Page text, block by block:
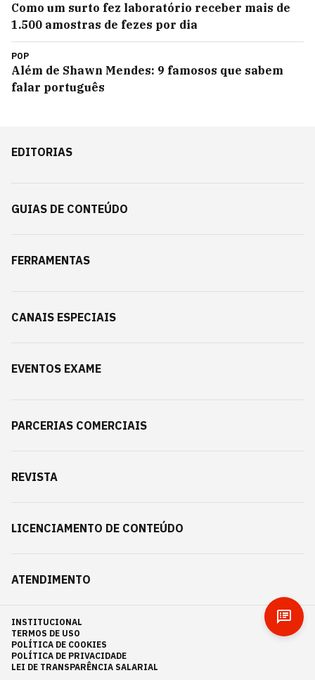
Como um surto fez laboratório receber mais de
1.500 amostras de fezes por dia
POP
Além de Shawn Mendes: 9 famosos que sabem
falar português
EDITORIAS
GUIAS DE CONTEÚDO
FERRAMENTAS
CANAIS ESPECIAIS
EVENTOS EXAME
PARCERIAS COMERCIAIS
REVISTA
LICENCIAMENTO DE CONTEÚDO
ATENDIMENTO
INSTITUCIONAL
TERMOS DE USO
POLÍTICA DE COOKIES
POLÍTICA DE PRIVACIDADE
LEI DE TRANSPARÊNCIA SALARIAL